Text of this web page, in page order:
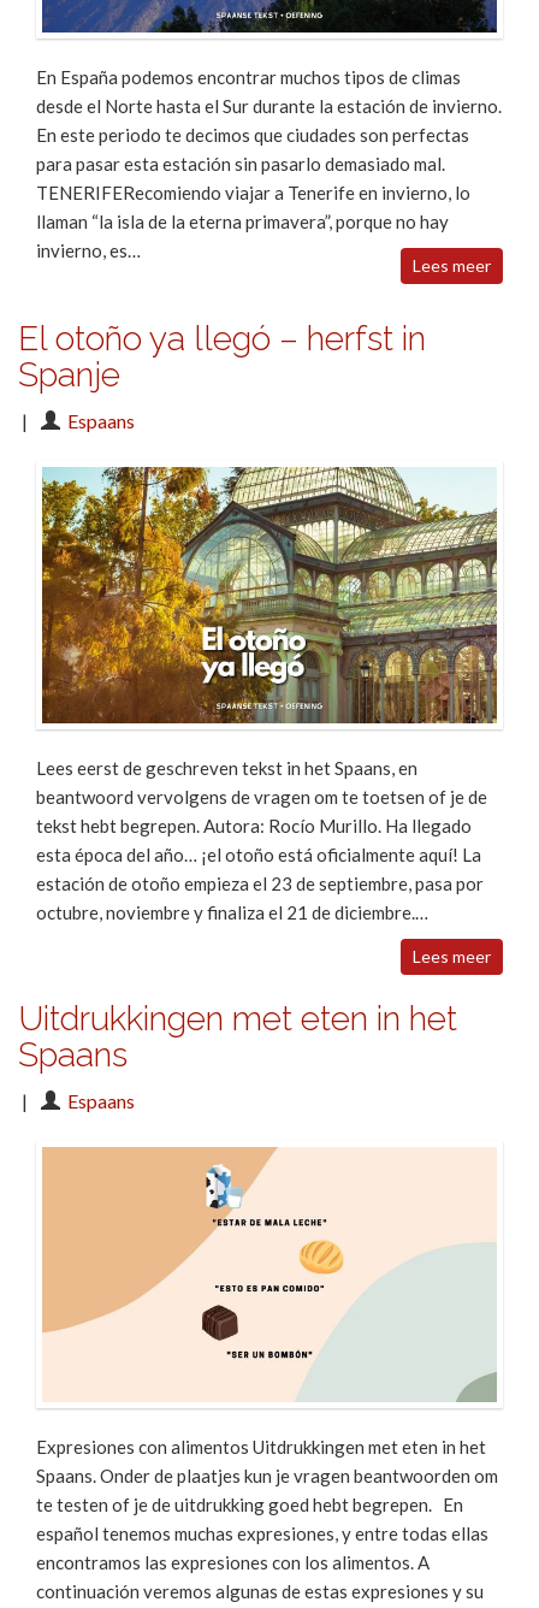
En España podemos encontrar muchos tipos de climas
desde el Norte hasta el Sur durante la estación de invierno.
En este periodo te decimos que ciudades son perfectas
para pasar esta estación sin pasarlo demasiado mal.
TENERIFERecomiendo viajar a Tenerife en invierno, lo
llaman “la isla de la eterna primavera”, porque no hay
invierno, es…
Lees meer
El otoño ya llegó – herfst in
Spanje
| Espaans
Lees eerst de geschreven tekst in het Spaans, en
beantwoord vervolgens de vragen om te toetsen of je de
tekst hebt begrepen. Autora: Rocío Murillo. Ha llegado
esta época del año… ¡el otoño está oficialmente aquí! La
estación de otoño empieza el 23 de septiembre, pasa por
octubre, noviembre y finaliza el 21 de diciembre.…
Lees meer
Uitdrukkingen met eten in het
Spaans
| Espaans
Expresiones con alimentos Uitdrukkingen met eten in het
Spaans. Onder de plaatjes kun je vragen beantwoorden om
te testen of je de uitdrukking goed hebt begrepen. En
español tenemos muchas expresiones, y entre todas ellas
encontramos las expresiones con los alimentos. A
continuación veremos algunas de estas expresiones y su